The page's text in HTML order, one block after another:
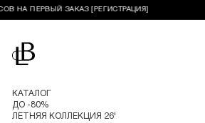
ЗАКАЗ [РЕГИСТРАЦИЯ]
Перейти на главную
КАТАЛОГ
ДО -80%
ЛЕТНЯЯ КОЛЛЕКЦИЯ 26'